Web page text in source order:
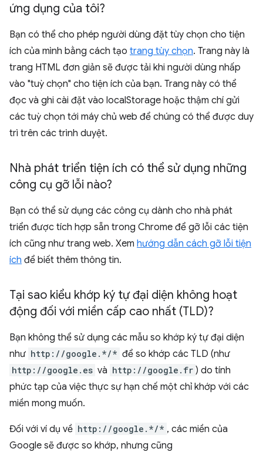
ứng dụng của tôi?
Bạn có thể cho phép người dùng đặt tùy chọn cho tiện
ích của mình bằng cách tạo trang tùy chọn. Trang này là
trang HTML đơn giản sẽ được tải khi người dùng nhấp
vào "tuỳ chọn" cho tiện ích của bạn. Trang này có thể
đọc và ghi cài đặt vào localStorage hoặc thậm chí gửi
các tuỳ chọn tới máy chủ web để chúng có thể được duy
trì trên các trình duyệt.
Nhà phát triển tiện ích có thể sử dụng những
công cụ gỡ lỗi nào?
Bạn có thể sử dụng các công cụ dành cho nhà phát
triển được tích hợp sẵn trong Chrome để gỡ lỗi các tiện
ích cũng như trang web. Xem hướng dẫn cách gỡ lỗi tiện
ích để biết thêm thông tin.
Tại sao kiểu khớp ký tự đại diện không hoạt
động đối với miền cấp cao nhất (TLD)?
Bạn không thể sử dụng các mẫu so khớp ký tự đại diện
như http://google.*/* để so khớp các TLD (như
http://google.es và http://google.fr ) do tính
phức tạp của việc thực sự hạn chế một chỉ khớp với các
miền mong muốn.
Đối với ví dụ về http://google.*/* , các miền của
Google sẽ được so khớp, nhưng cũng